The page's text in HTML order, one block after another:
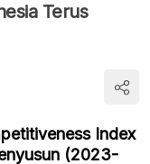
Terus
Index
(2023-